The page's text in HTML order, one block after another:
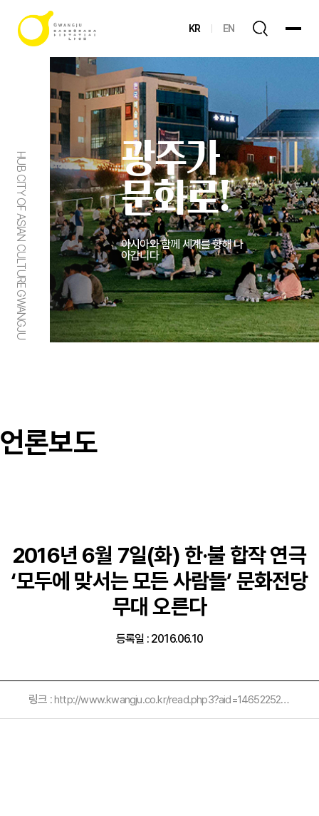
KR EN
HUB CITY OF ASIAN CULTURE GWANGJU
광주가
문화로!
아시아와 함께 세계를 향해 나
아갑니다
언론보도
2016년 6월 7일(화) 한·불 합작 연극
‘모두에 맞서는 모든 사람들’ 문화전당
무대 오른다
등록일 : 2016.06.10
링크 :http://www.kwangju.co.kr/read.php3?aid=1465225200578840007